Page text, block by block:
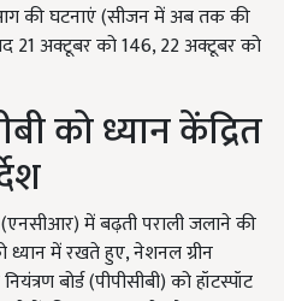
की घटनाएं (सीजन में अब तक की
21 अक्टूबर को 146, 22 अक्टूबर को
को ध्यान केंद्रित
(एनसीआर) में बढ़ती पराली जलाने की
में रखते हुए, नेशनल ग्रीन
बोर्ड (पीपीसीबी) को हॉटस्पॉट